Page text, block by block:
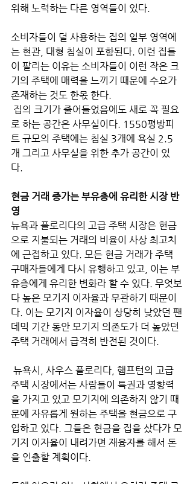
위해 노력하는 다른 영역들이 있다.
소비자들이 덜 사용하는 집의 일부 영역에
는 현관, 대형 침실이 포함된다. 이런 집들
이 팔리는 이유는 소비자들이 이런 작은 크
기의 주택에 매력을 느끼기 때문에 수요가
존재하는 것도 한몫 한다.
로 하는 공간은 사무실이다. 1550평방피
트 규모의 주택에는 침실 3개에 욕실 2.5
개 그리고 사무실을 위한 추가 공간이 있
다.
현금 거래 증가는 부유층에 유리한 시장 반
영
뉴욕과 플로리다의 고급 주택 시장은 현금
으로 지불되는 거래의 비율이 사상 최고치
에 근접하고 있다. 모든 현금 거래가 주택
구매자들에게 다시 유행하고 있고, 이는 부
유층에게 유리한 변화라 할 수 있다. 무엇보
다 높은 모기지 이자율과 무관하기 때문이
다. 이는 모기지 이자율이 상당히 낮았던 팬
데믹 기간 동안 모기지 의존도가 더 높았던
주택 거래에서 급격히 반전된 것이다.
주택 시장에서는 사람들이 특권과 영향력
을 가지고 있고 모기지에 의존하지 않기 때
문에 자유롭게 원하는 주택을 현금으로 구
입하고 있다. 그들은 현금을 집을 샀다가 모
기지 이자율이 내려가면 재융자를 해서 돈
을 인출할 계획이다.